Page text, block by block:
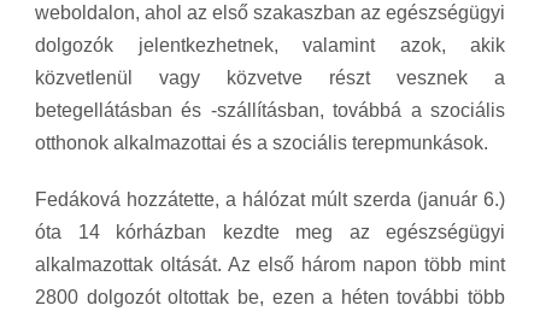
weboldalon, ahol az első szakaszban az egészségügyi
dolgozók jelentkezhetnek, valamint azok, akik
közvetlenül vagy közvetve részt vesznek a
betegellátásban és -szállításban, továbbá a szociális
otthonok alkalmazottai és a szociális terepmunkások.
Fedáková hozzátette, a hálózat múlt szerda (január 6.)
óta 14 kórházban kezdte meg az egészségügyi
alkalmazottak oltását. Az első három napon több mint
2800 dolgozót oltottak be, ezen a héten további több